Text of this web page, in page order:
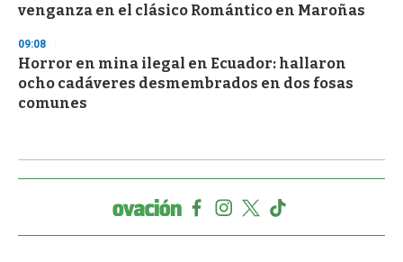
venganza en el clásico Romántico en Maroñas
09:08
Horror en mina ilegal en Ecuador: hallaron
ocho cadáveres desmembrados en dos fosas
comunes